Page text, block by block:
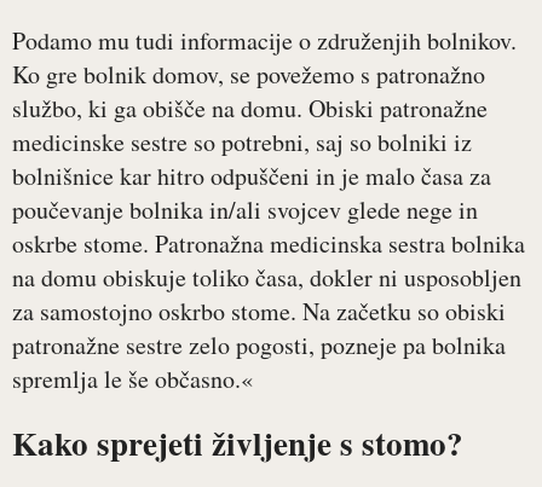
Podamo mu tudi informacije o združenjih bolnikov.
Ko gre bolnik domov, se povežemo s patronažno
službo, ki ga obišče na domu. Obiski patronažne
medicinske sestre so potrebni, saj so bolniki iz
bolnišnice kar hitro odpuščeni in je malo časa za
poučevanje bolnika in/ali svojcev glede nege in
oskrbe stome. Patronažna medicinska sestra bolnika
na domu obiskuje toliko časa, dokler ni usposobljen
za samostojno oskrbo stome. Na začetku so obiski
patronažne sestre zelo pogosti, pozneje pa bolnika
spremlja le še občasno.«
Kako sprejeti življenje s stomo?